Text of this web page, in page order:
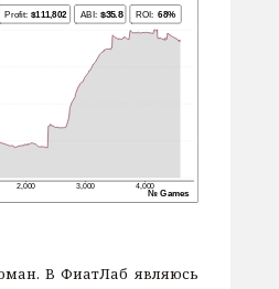
В ФиатЛаб являюсь